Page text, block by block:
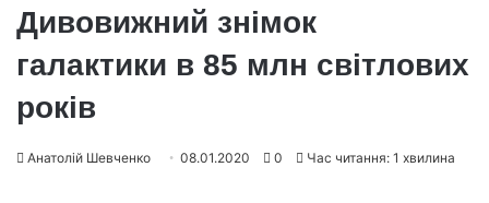
Дивовижний знімок
галактики в 85 млн світлових
років
Анатолій Шевченко 08.01.2020 0 Час читання: 1 хвилина